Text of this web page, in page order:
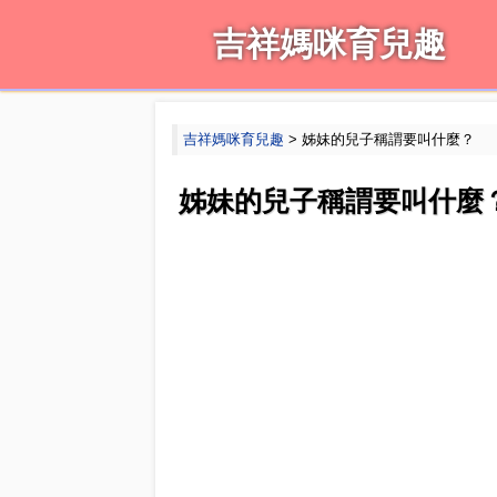
吉祥媽咪育兒趣
吉祥媽咪育兒趣 > 姊妹的兒子稱謂要叫什麼？
姊妹的兒子稱謂要叫什麼